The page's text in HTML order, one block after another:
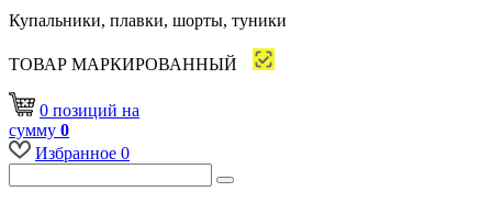
Купальники, плавки, шорты, туники
ТОВАР МАРКИРОВАННЫЙ
0 позиций на
сумму 0
Избранное 0